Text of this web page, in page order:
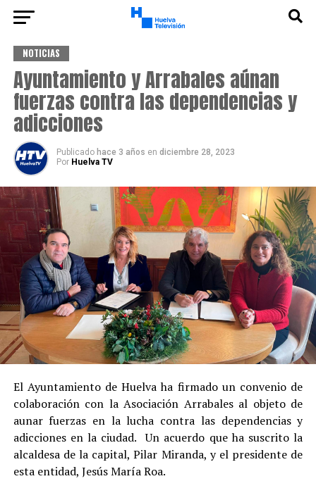
NOTICIAS
Ayuntamiento y Arrabales aúnan
fuerzas contra las dependencias y
adicciones
Publicado hace 3 años en diciembre 28, 2023
Por Huelva TV
El Ayuntamiento de Huelva ha firmado un convenio de
colaboración con la Asociación Arrabales al objeto de
aunar fuerzas en la lucha contra las dependencias y
adicciones en la ciudad. Un acuerdo que ha suscrito la
alcaldesa de la capital, Pilar Miranda, y el presidente de
esta entidad, Jesús María Roa.